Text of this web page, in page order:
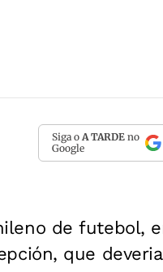
Siga o A TARDE no
Google
de futebol,
que